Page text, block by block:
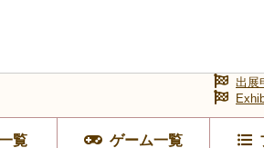
覧 ゲーム一覧
出展